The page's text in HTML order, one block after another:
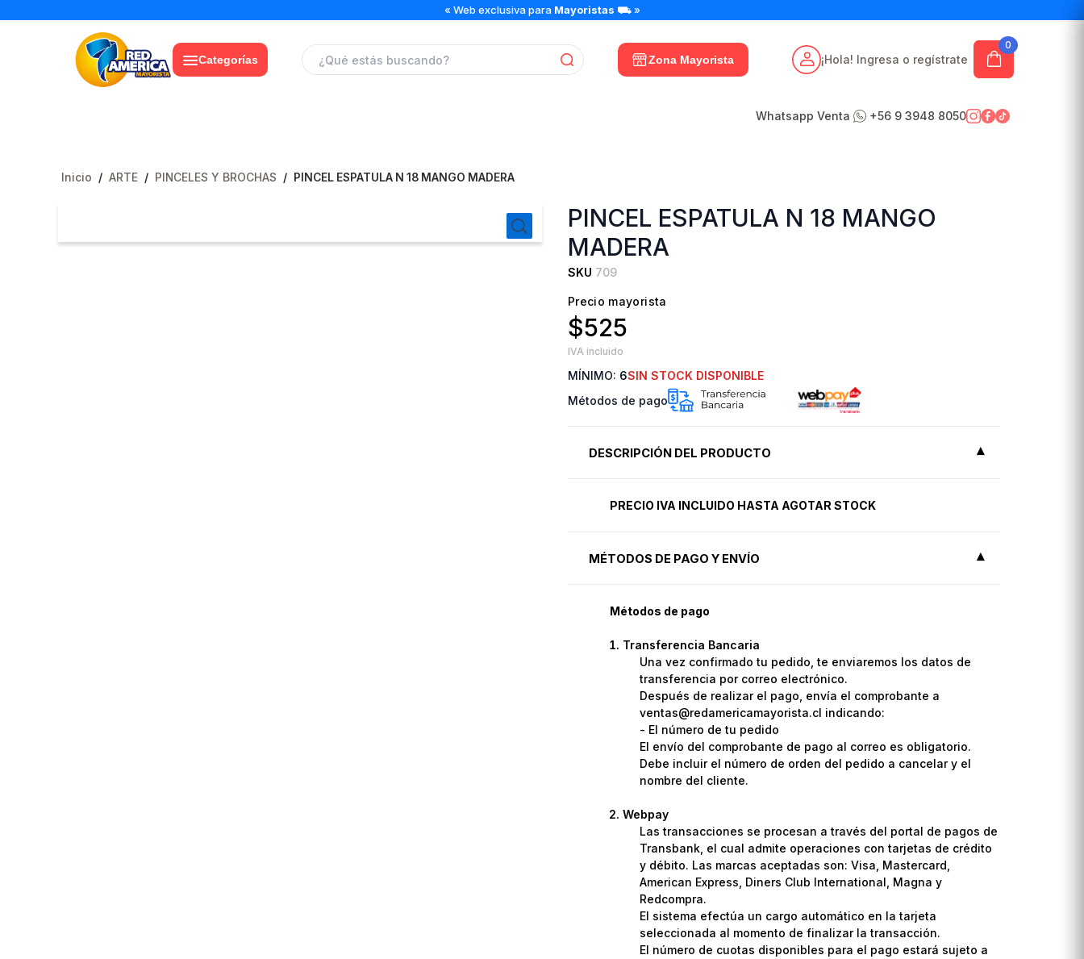
« Web exclusiva para Mayoristas ⛟ »
Categorías Zona Mayorista
0
¡Hola! Ingresa o regístrate
Whatsapp Venta +56 9 3948 8050
Inicio / ARTE / PINCELES Y BROCHAS / PINCEL ESPATULA N 18 MANGO MADERA
PINCEL ESPATULA N 18 MANGO
MADERA
SKU 709
Precio mayorista
$525
IVA incluido
MÍNIMO: 6SIN STOCK DISPONIBLE
Métodos de pago
DESCRIPCIÓN DEL PRODUCTO
PRECIO IVA INCLUIDO HASTA AGOTAR STOCK
MÉTODOS DE PAGO Y ENVÍO
Métodos de pago
Transferencia Bancaria
Una vez confirmado tu pedido, te enviaremos los datos de
transferencia por correo electrónico.
Después de realizar el pago, envía el comprobante a
ventas@redamericamayorista.cl indicando:
- El número de tu pedido
El envío del comprobante de pago al correo es obligatorio.
Debe incluir el número de orden del pedido a cancelar y el
nombre del cliente.
Webpay
Las transacciones se procesan a través del portal de pagos de
Transbank, el cual admite operaciones con tarjetas de crédito
y débito. Las marcas aceptadas son: Visa, Mastercard,
American Express, Diners Club International, Magna y
Redcompra.
El sistema efectúa un cargo automático en la tarjeta
seleccionada al momento de finalizar la transacción.
El número de cuotas disponibles para el pago estará sujeto a